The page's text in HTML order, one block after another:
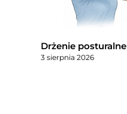
Drżenie posturalne
3 sierpnia 2026